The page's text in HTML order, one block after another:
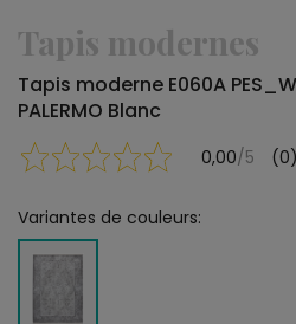
Tapis modernes
Tapis moderne E060A
PALERMO Blanc
0,00/5 (0)
Variantes de couleurs: